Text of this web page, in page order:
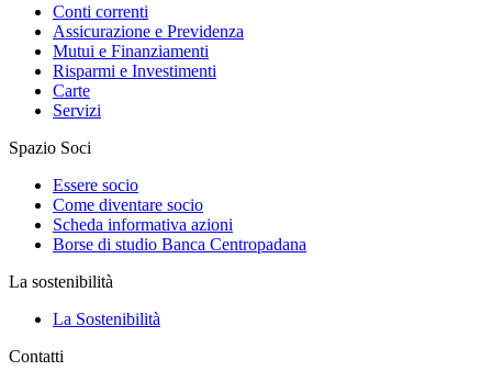
Conti correnti
Assicurazione e Previdenza
Mutui e Finanziamenti
Risparmi e Investimenti
Carte
Servizi
Spazio Soci
Essere socio
Come diventare socio
Scheda informativa azioni
Borse di studio Banca Centropadana
La sostenibilità
La Sostenibilità
Contatti